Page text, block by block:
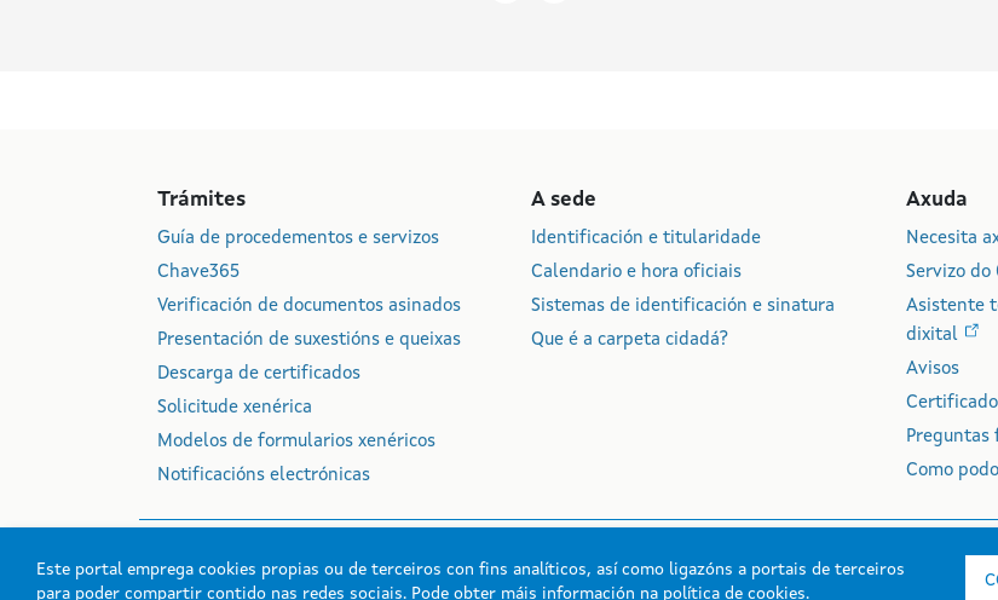
Trámites
Guía de procedementos e servizos
Chave365
Verificación de documentos asinados
Presentación de suxestións e queixas
Descarga de certificados
Solicitude xenérica
Modelos de formularios xenéricos
Notificacións electrónicas
A sede
Identificación e titularidade
Calendario e hora oficiais
Sistemas de identificación e sinatura
Que é a carpeta cidadá?
Axuda
Necesita
Servizo do
Asistente
dixital
Avisos
Preguntas
Como
Este portal emprega cookies propias ou de terceiros con fins analíticos, así como ligazóns a portais de terceiros
para poder compartir contido nas redes sociais. Pode obter máis información na política de cookies.